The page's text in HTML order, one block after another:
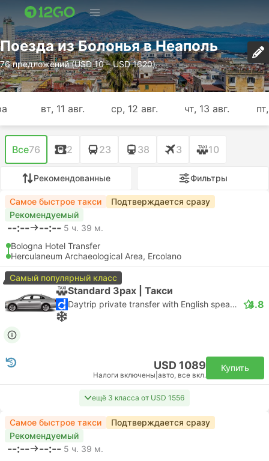
Поезда из Болонья в Неаполь
76 предложений (USD 10 – USD 1620)
вт, 11 авг. ср, 12 авг. чт, 13 авг.
Все76 2 23 38 3 10
Рекомендованные Фильтры
Самое быстрое такси
Подтверждается сразу
Рекомендуемый
--:-- --:-- 5 ч. 39 м.
Bologna Hotel Transfer
Herculaneum Archaeological Area, Ercolano
Самый популярный класс
Standard 3pax | Такси
Daytrip private transfer with English speaking driver 4.8
USD 1089
Налоги включены авто, все вкл.
Купить
ещё 3 класса от USD 1556
Самое быстрое такси
Подтверждается сразу
Рекомендуемый
--:-- --:-- 5 ч. 39 м.